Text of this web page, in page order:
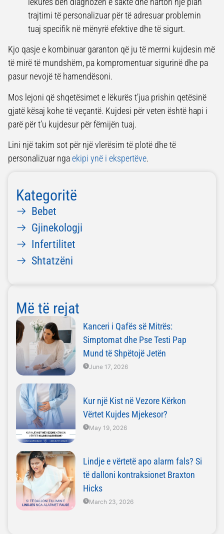
trajtimi të personalizuar për të adresuar problemin
tuaj specifik në mënyrë efektive dhe të sigurt.
Kjo qasje e kombinuar garanton që ju të merrni kujdesin më
të mirë të mundshëm, pa kompromentuar sigurinë dhe pa
pasur nevojë të hamendësoni.
Mos lejoni që shqetësimet e lëkurës t’jua prishin qetësinë
gjatë kësaj kohe të veçantë. Kujdesi për veten është hapi i
parë për t’u kujdesur për fëmijën tuaj.
Lini një takim sot për një vlerësim të plotë dhe të
personalizuar ngaekipi ynë i ekspertëve.
Kategoritë
Bebet
Gjinekologji
Infertilitet
Shtatzëni
Më të rejat
Kanceri i Qafës së Mitrës:
Simptomat dhe Pse Testi Pap
Mund të Shpëtojë Jetën
June 17, 2026
Kur një Kist në Vezore Kërkon
Vërtet Kujdes Mjekesor?
May 19, 2026
Lindje e vërtetë apo alarm fals? Si
të dalloni kontraksionet Braxton
Hicks
March 23, 2026